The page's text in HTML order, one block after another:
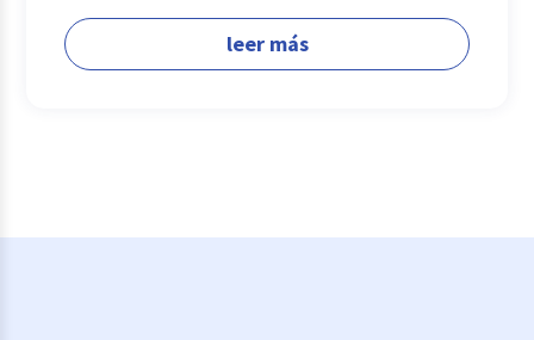
leer más